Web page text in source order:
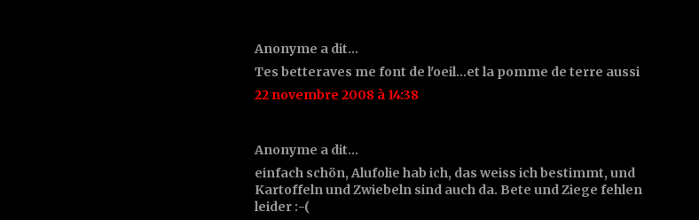
Anonyme a dit…
Tes betteraves me font de l'oeil...et la pomme de terre aussi
22 novembre 2008 à 14:38
Anonyme a dit…
einfach schön, Alufolie hab ich, das weiss ich bestimmt, und
Kartoffeln und Zwiebeln sind auch da. Bete und Ziege fehlen
leider :-(